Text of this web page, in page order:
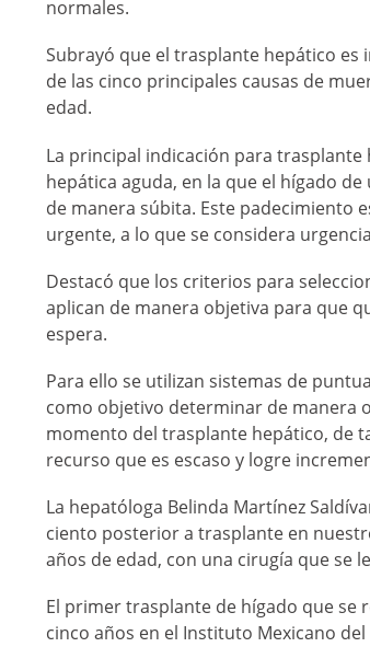
normales.
Subrayó que el trasplante hepático
de las cinco principales causas de
edad.
La principal indicación para
hepática aguda, en la que el hígado
de manera súbita. Este padecimiento
urgente, a lo que se considera
Destacó que los criterios para
aplican de manera objetiva para que
espera.
Para ello se utilizan sistemas de
como objetivo determinar de manera
momento del trasplante hepático, de
recurso que es escaso y logre
La hepatóloga Belinda Martínez
ciento posterior a trasplante en
años de edad, con una cirugía que se
El primer trasplante de hígado que se
cinco años en el Instituto Mexicano